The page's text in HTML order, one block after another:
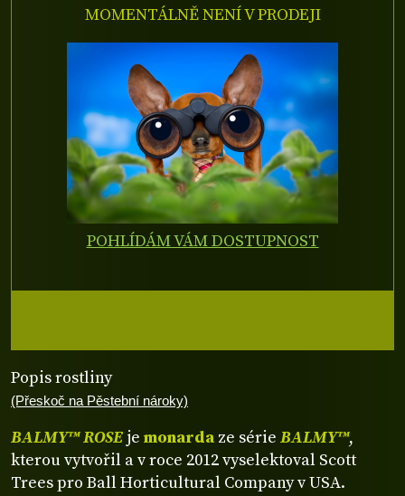
Popis rostliny
(Přeskoč na Pěstební nároky)
BALMY™ ROSE je monarda ze série BALMY™,
kterou vytvořil a v roce 2012 vyselektoval Scott
Trees pro Ball Horticultural Company v USA.
MOMENTÁLNĚ NENÍ V PRODEJI
POHLÍDÁM VÁM DOSTUPNOST